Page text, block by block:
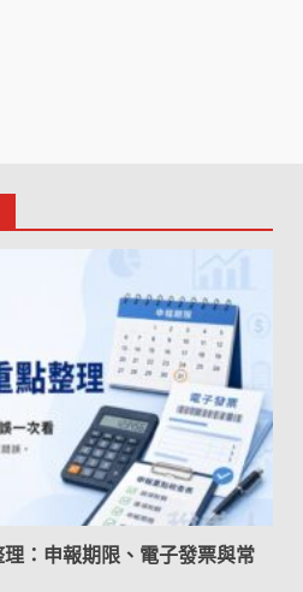
：申報期限、電子發票與常